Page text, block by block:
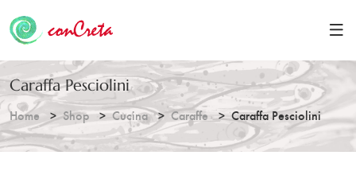
Caraffa Pesciolini
Home Shop Cucina Caraffe Caraffa Pesciolini